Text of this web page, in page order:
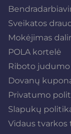
Sveikatos
Mokėjimas
POLA kortelė
Riboto
Dovanų
Privatumo
Slapukų
Vidaus tvarkos